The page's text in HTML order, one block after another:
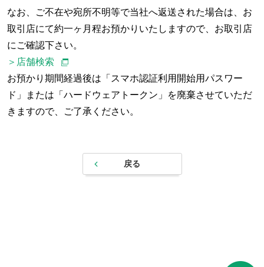
なお、ご不在や宛所不明等で当社へ返送された場合は、お
取引店にて約一ヶ月程お預かりいたしますので、お取引店
にご確認下さい。
＞店舗検索
お預かり期間経過後は「スマホ認証利用開始用パスワー
ド」または「ハードウェアトークン」を廃棄させていただ
きますので、ご了承ください。
戻る